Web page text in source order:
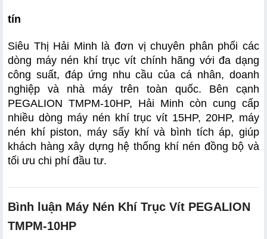
tín
Siêu Thị Hải Minh là đơn vị chuyên phân phối các
dòng máy nén khí trục vít chính hãng với đa dạng
công suất, đáp ứng nhu cầu của cá nhân, doanh
nghiệp và nhà máy trên toàn quốc. Bên cạnh
PEGALION TMPM-10HP, Hải Minh còn cung cấp
nhiều dòng máy nén khí trục vít 15HP, 20HP, máy
nén khí piston, máy sấy khí và bình tích áp, giúp
khách hàng xây dựng hệ thống khí nén đồng bộ và
tối ưu chi phí đầu tư.
Bình luận Máy Nén Khí Trục Vít PEGALION
TMPM-10HP